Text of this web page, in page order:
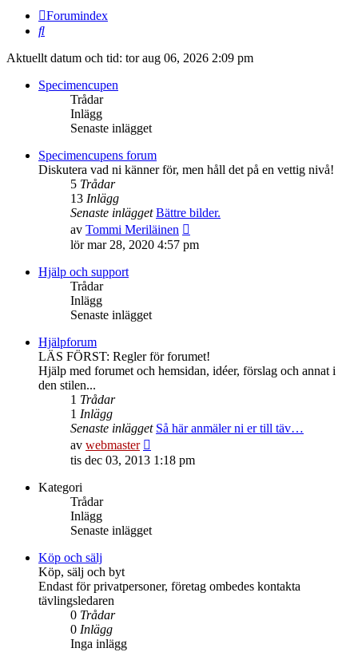
Forumindex
Sök
Aktuellt datum och tid: tor aug 06, 2026 2:09 pm
Specimencupen
Trådar
Inlägg
Senaste inlägget
Specimencupens forum
Diskutera vad ni känner för, men håll det på en vettig nivå!
5 Trådar
13 Inlägg
Senaste inlägget Bättre bilder.
av Tommi Meriläinen
till
lör mar 28, 2020 4:57 pm
Hjälp och support
Trådar
Inlägg
Senaste inlägget
Hjälpforum
LÄS FÖRST: Regler för forumet!
Hjälp med forumet och hemsidan, idéer, förslag och annat i
den stilen...
1 Trådar
1 Inlägg
Senaste inlägget Så här anmäler ni er till täv…
av webmaster
till
tis dec 03, 2013 1:18 pm
Kategori
Trådar
Inlägg
Senaste inlägget
Köp och sälj
Köp, sälj och byt
Endast för privatpersoner, företag ombedes kontakta
tävlingsledaren
0 Trådar
0 Inlägg
Inga inlägg